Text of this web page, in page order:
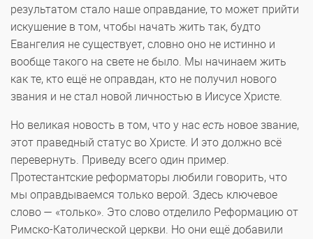
результатом стало наше оправдание, то может прийти
искушение в том, чтобы начать жить так, будто
Евангелия не существует, словно оно не истинно и
вообще такого на свете не было. Мы начинаем жить
как те, кто ещё не оправдан, кто не получил нового
звания и не стал новой личностью в Иисусе Христе.
Но великая новость в том, что у нас есть новое звание,
этот праведный статус во Христе. И это должно всё
перевернуть. Приведу всего один пример.
Протестантские реформаторы любили говорить, что
мы оправдываемся только верой. Здесь ключевое
слово — «только». Это слово отделило Реформацию от
Римско-Католической церкви. Но они ещё добавили